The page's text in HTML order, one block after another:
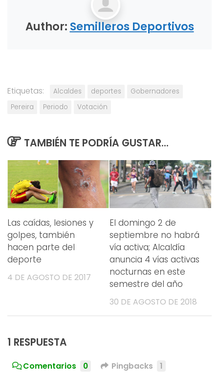
Author: Semilleros Deportivos
Etiquetas: Alcaldes deportes
Gobernadores
Pereira
Periodo Votación
TAMBIÉN TE PODRÍA GUSTAR...
Las caídas, lesiones y
golpes, también
hacen parte del
deporte
4 DE AGOSTO DE 2017
El domingo 2 de
septiembre no habrá
vía activa; Alcaldía
anuncia 4 vías activas
nocturnas en este
semestre del año
30 DE AGOSTO DE 2018
1 RESPUESTA
Comentarios 0 Pingbacks 1